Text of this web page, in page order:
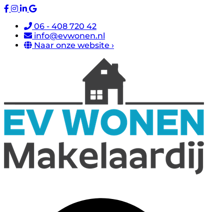
06 - 408 720 42
info@evwonen.nl
Naar onze website ›